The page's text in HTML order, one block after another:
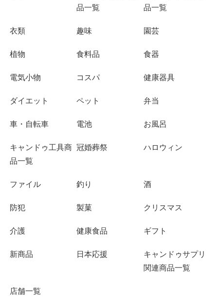
品一覧
品一覧
衣類 趣味 園芸
植物 食料品 食器
電気小物 コスパ 健康器具
ダイエット ペット 弁当
車・自転車 電池 お風呂
キャンドゥ工具商
品一覧
冠婚葬祭 ハロウィン
ファイル 釣り 酒
防犯 製菓 クリスマス
介護 健康食品 ギフト
新商品 日本応援
キャンドゥサプリ
関連商品一覧
店舗一覧